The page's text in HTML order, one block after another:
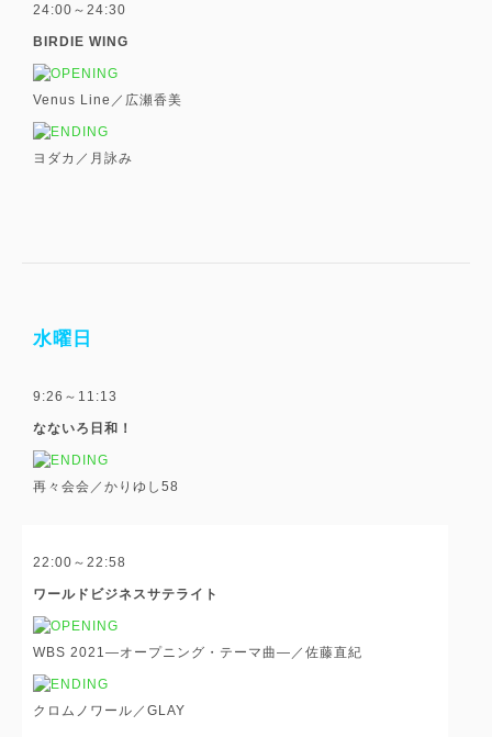
24:00～24:30
BIRDIE WING
Venus Line／広瀬香美
ヨダカ／月詠み
水曜日
9:26～11:13
なないろ日和！
再々会会／かりゆし58
22:00～22:58
ワールドビジネスサテライト
WBS 2021―オープニング・テーマ曲―／佐藤直紀
クロムノワール／GLAY